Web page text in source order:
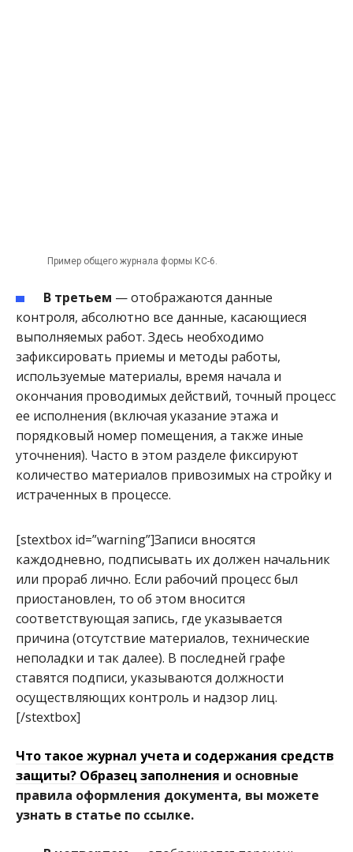
Пример общего журнала формы КС-6.
В третьем — отображаются данные
контроля, абсолютно все данные, касающиеся
выполняемых работ. Здесь необходимо
зафиксировать приемы и методы работы,
используемые материалы, время начала и
окончания проводимых действий, точный процесс
ее исполнения (включая указание этажа и
порядковый номер помещения, а также иные
уточнения). Часто в этом разделе фиксируют
количество материалов привозимых на стройку и
истраченных в процессе.
[stextbox id=”warning”]Записи вносятся
каждодневно, подписывать их должен начальник
или прораб лично. Если рабочий процесс был
приостановлен, то об этом вносится
соответствующая запись, где указывается
причина (отсутствие материалов, технические
неполадки и так далее). В последней графе
ставятся подписи, указываются должности
осуществляющих контроль и надзор лиц.
[/stextbox]
Что такое журнал учета и содержания средств
защиты? Образец заполнения и основные
правила оформления документа, вы можете
узнать в статье по ссылке.